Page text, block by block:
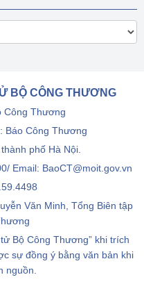
BỘ CÔNG THƯƠNG
Công Thương
Báo Công Thương
phố Hà Nội.
Email: BaoCT@moit.gov.vn
Văn Minh, Tổng Biên tập
Bộ Công Thương” khi trích
sự đồng ý bằng văn bản khi
nguồn.